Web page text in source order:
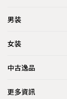
男装
女装
中古逸品
更多資訊